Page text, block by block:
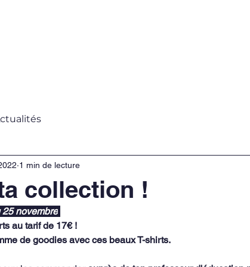
collection !
1 min de lecture
novembre
au tarif de 17€ !
de goodies avec ces beaux T-shirts.